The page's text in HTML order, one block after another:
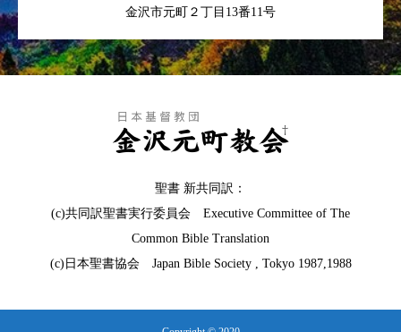
金沢市元町２丁目13番11号
聖書 新共同訳：
(c)共同訳聖書実行委員会 Executive Committee of The
Common Bible Translation
(c)日本聖書協会 Japan Bible Society , Tokyo 1987,1988